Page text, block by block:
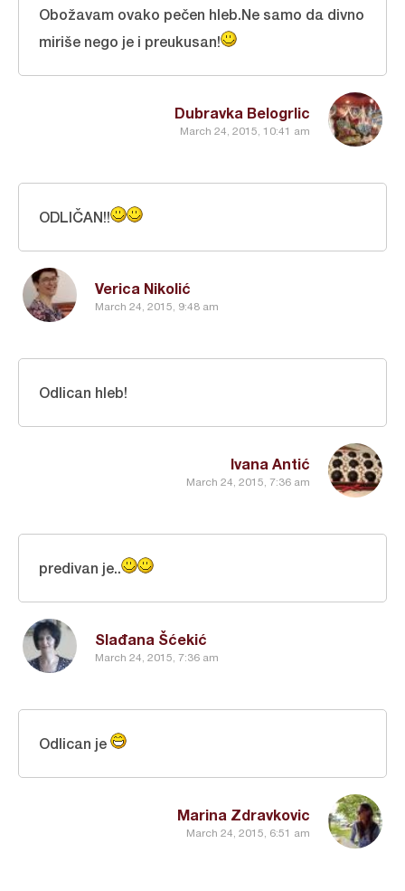
Dubravka Belogrlic
March 24, 2015, 10:41 am
Obožavam ovako pečen hleb.Ne samo da divno
miriše nego je i preukusan!
Verica Nikolić
March 24, 2015, 9:48 am
ODLIČAN!!
Ivana Antić
March 24, 2015, 7:36 am
Odlican hleb!
Slađana Šćekić
March 24, 2015, 7:36 am
predivan je..
Marina Zdravkovic
March 24, 2015, 6:51 am
Odlican je